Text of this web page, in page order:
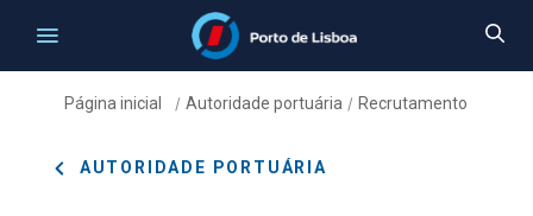
Página inicial /Autoridade portuária / Recrutamento
AUTORIDADE PORTUÁRIA